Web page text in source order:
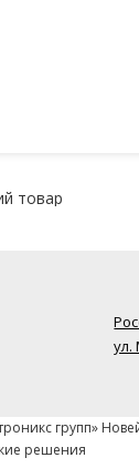
товар
ул.
групп»
решения